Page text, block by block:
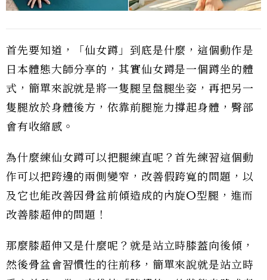
首先要知道，「仙女蹲」到底是什麼，這個動作是
日本體態大師分享的，其實仙女蹲是一個蹲坐的體
式，簡單來說就是將一隻腿呈盤腿坐姿，再把另一
隻腿放於身體後方，依靠前腿施力撐起身體，臀部
會有收縮感。
為什麼練仙女蹲可以把腿練直呢？首先練習這個動
作可以把跨邊的兩側變窄，改善假跨寬的問題，以
及它也能改善因骨盆前傾造成的內旋O型腿，進而
改善膝超伸的問題！
那麼膝超伸又是什麼呢？就是站立時膝蓋向後傾，
然後骨盆會習慣性的往前移，簡單來說就是站立時